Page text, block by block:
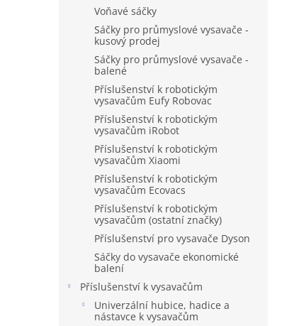
Voňavé sáčky
Sáčky pro průmyslové vysavače -
kusový prodej
Sáčky pro průmyslové vysavače -
balené
Příslušenství k robotickým
vysavačům Eufy Robovac
Příslušenství k robotickým
vysavačům iRobot
Příslušenství k robotickým
vysavačům Xiaomi
Příslušenství k robotickým
vysavačům Ecovacs
Příslušenství k robotickým
vysavačům (ostatní značky)
Příslušenství pro vysavače Dyson
Sáčky do vysavače ekonomické
balení
Příslušenství k vysavačům
Univerzální hubice, hadice a
nástavce k vysavačům